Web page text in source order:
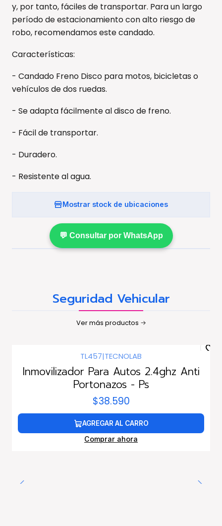
y, por tanto, fáciles de transportar. Para un largo
período de estacionamiento con alto riesgo de
robo, recomendamos este candado.
Características:
- Candado Freno Disco para motos, bicicletas o
vehículos de dos ruedas.
- Se adapta fácilmente al disco de freno.
- Fácil de transportar.
- Duradero.
- Resistente al agua.
Mostrar stock de ubicaciones
💬 Consultar por WhatsApp
Seguridad Vehicular
Ver más productos
TL457|TECNOLAB
Inmovilizador Para Autos 2.4ghz Anti
Portonazos - Ps
$38.590
AGREGAR AL CARRO
Comprar ahora